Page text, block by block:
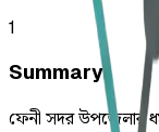
1
Summary
ফেনী সদর উপজেলার